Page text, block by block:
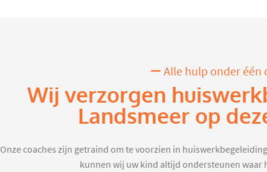
Alle hulp onder één
Wij verzorgen
Landsmeer op
Onze coaches zijn getraind om te voorzien in
kunnen wij uw kind altijd ondersteunen waar